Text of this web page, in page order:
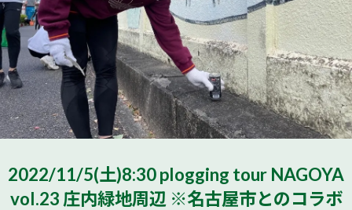
2022/11/5(土)8:30 plogging tour NAGOYA
vol.23 庄内緑地周辺 ※名古屋市とのコラボ